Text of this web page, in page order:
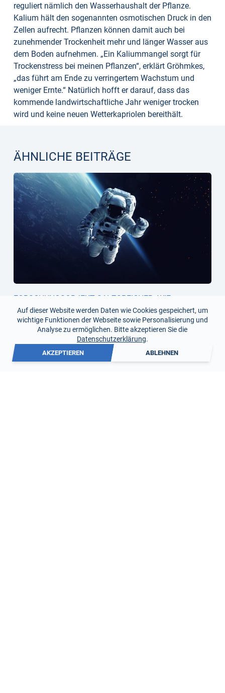
reguliert nämlich den Wasserhaushalt der Pflanze.
Kalium hält den sogenannten osmotischen Druck in den
Zellen aufrecht. Pflanzen können damit auch bei
zunehmender Trockenheit mehr und länger Wasser aus
dem Boden aufnehmen. „Ein Kaliummangel sorgt für
Trockenstress bei meinen Pflanzen“, erklärt Gröhmkes,
„das führt am Ende zu verringertem Wachstum und
weniger Ernte.“ Natürlich hofft er darauf, dass das
kommende landwirtschaftliche Jahr weniger trocken
wird und keine neuen Wetterkapriolen bereithält.
ÄHNLICHE BEITRÄGE
FORSCHUNGSOBJEKT SALZSPEICHER: WIE
ASTRONAUTEN EINE ÜBERRASCHENDE ENTDECKUNG
ERMÖGLICHTEN
20. Juli 2026
Auf dieser Website werden Daten wie Cookies gespeichert, um
wichtige Funktionen der Webseite sowie Personalisierung und
Analyse zu ermöglichen. Bitte akzeptieren Sie die
Datenschutzerklärung.
AKZEPTIEREN ABLEHNEN